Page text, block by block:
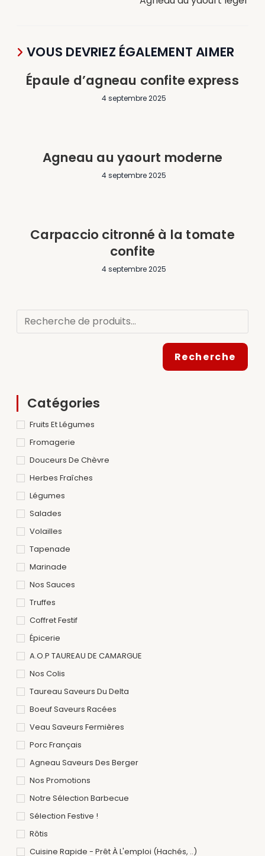
VOUS DEVRIEZ ÉGALEMENT AIMER
Épaule d’agneau confite express
4 septembre 2025
Agneau au yaourt moderne
4 septembre 2025
Carpaccio citronné à la tomate
confite
4 septembre 2025
Recherche
Catégories
Fruits Et Légumes
Fromagerie
Douceurs De Chèvre
Herbes Fraîches
Légumes
Salades
Volailles
Tapenade
Marinade
Nos Sauces
Truffes
Coffret Festif
Épicerie
A.O.P TAUREAU DE CAMARGUE
Nos Colis
Taureau Saveurs Du Delta
Boeuf Saveurs Racées
Veau Saveurs Fermières
Porc Français
Agneau Saveurs Des Berger
Nos Promotions
Notre Sélection Barbecue
Sélection Festive !
Rôtis
Cuisine Rapide - Prêt À L'emploi (hachés, ..)